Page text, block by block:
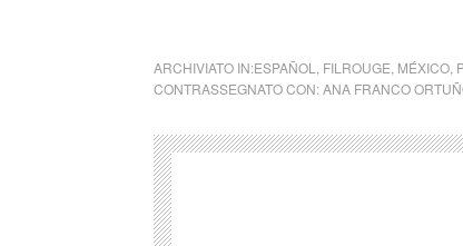
ARCHIVIATO IN:ESPAÑOL FILROUGE MÉXICO
CONTRASSEGNATO CON:ANA FRANCO